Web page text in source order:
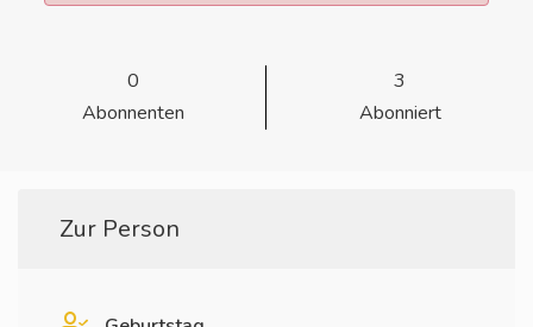
0
Abonnenten
3
Abonniert
Zur Person